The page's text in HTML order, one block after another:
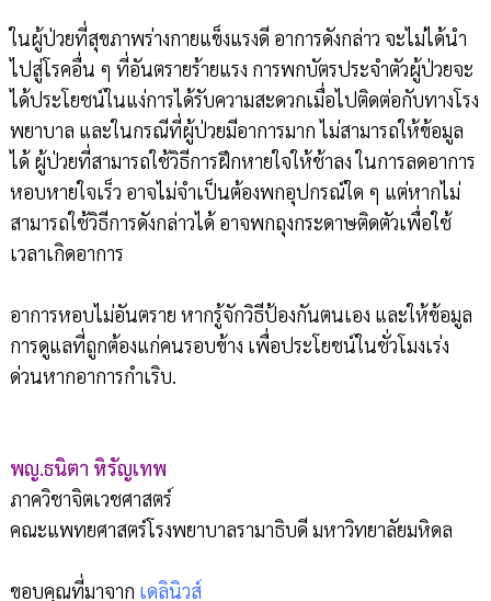
ในผู้ป่วยที่สุขภาพร่างกายแข็งแรงดี อาการดังกล่าว จะไม่ได้นำ
ไปสู่โรคอื่น ๆ ที่อันตรายร้ายแรง การพกบัตรประจำตัวผู้ป่วยจะ
ได้ประโยชน์ในแง่การได้รับความสะดวกเมื่อไปติดต่อกับทางโรง
พยาบาล และในกรณีที่ผู้ป่วยมีอาการมาก ไม่สามารถให้ข้อมูล
ได้ ผู้ป่วยที่สามารถใช้วิธีการฝึกหายใจให้ช้าลง ในการลดอาการ
หอบหายใจเร็ว อาจไม่จำเป็นต้องพกอุปกรณ์ใด ๆ แต่หากไม่
สามารถใช้วิธีการดังกล่าวได้ อาจพกถุงกระดาษติดตัวเพื่อใช้
เวลาเกิดอาการ
อาการหอบไม่อันตราย หากรู้จักวิธีป้องกันตนเอง และให้ข้อมูล
การดูแลที่ถูกต้องแก่คนรอบข้าง เพื่อประโยชน์ในชั่วโมงเร่ง
ด่วนหากอาการกำเริบ.
พญ.ธนิตา หิรัญเทพ
ภาควิชาจิตเวชศาสตร์
คณะแพทยศาสตร์โรงพยาบาลรามาธิบดี มหาวิทยาลัยมหิดล
ขอบคุณที่มาจาก เดลินิวส์